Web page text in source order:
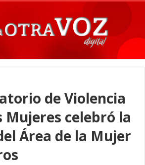
de Violencia
Mujeres celebró la
Área de la Mujer